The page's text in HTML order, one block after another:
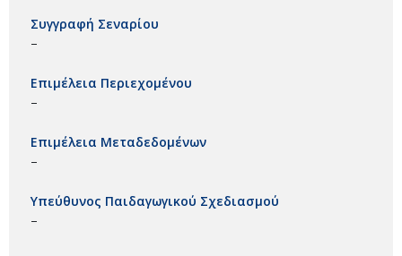
Συγγραφή Σεναρίου
–
Επιμέλεια Περιεχομένου
–
Επιμέλεια Μεταδεδομένων
–
Υπεύθυνος Παιδαγωγικού Σχεδιασμού
–